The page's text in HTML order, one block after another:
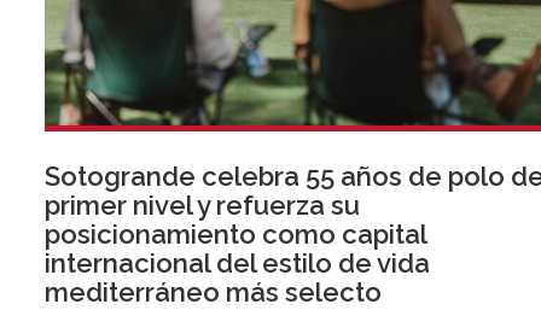
Sotogrande celebra 55 años de polo
primer nivel y refuerza su
posicionamiento como capital
internacional del estilo de vida
mediterráneo más selecto